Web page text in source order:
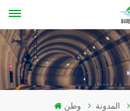
وطن المدونة